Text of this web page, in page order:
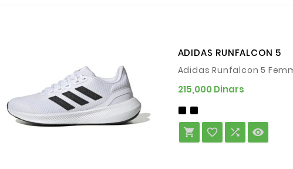
ADIDAS RUNFALCON 5
Adidas Runfalcon 5
215,000 Dinars
   